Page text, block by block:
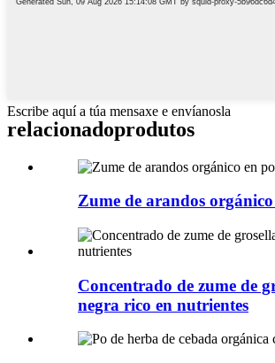
Escribe aquí a túa mensaxe e envíanosla
relacionadoprodutos
Zume de arandos
Concentrado de zume de
negra rico en nutrientes